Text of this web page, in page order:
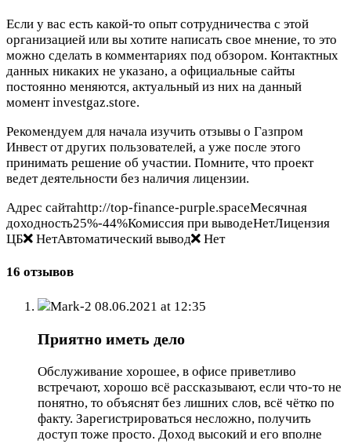
Если у вас есть какой-то опыт сотрудничества с этой
организацией или вы хотите написать свое мнение, то это
можно сделать в комментариях под обзором. Контактных
данных никаких не указано, а официальные сайты
постоянно меняются, актуальный из них на данный
момент investgaz.store.
Рекомендуем для начала изучить отзывы о Газпром
Инвест от других пользователей, а уже после этого
принимать решение об участии. Помните, что проект
ведет деятельности без наличия лицензии.
Адрес сайтаhttp://top-finance-purple.spaceМесячная
доходность25%-44%Комиссия при выводеНетЛицензия
ЦБ
НетАвтоматический вывод Нет
16 отзывов
Mark-2 08.06.2021 at 12:35
Приятно иметь дело
Обслуживание хорошее, в офисе приветливо
встречают, хорошо всё рассказывают, если что-то не
понятно, то объяснят без лишних слов, всё чётко по
факту. Зарегистрироваться несложно, получить
доступ тоже просто. Доход высокий и его вполне